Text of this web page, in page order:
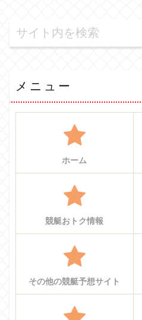
メニュー
ホーム
競艇おトク情報
その他の競艇予想サイト